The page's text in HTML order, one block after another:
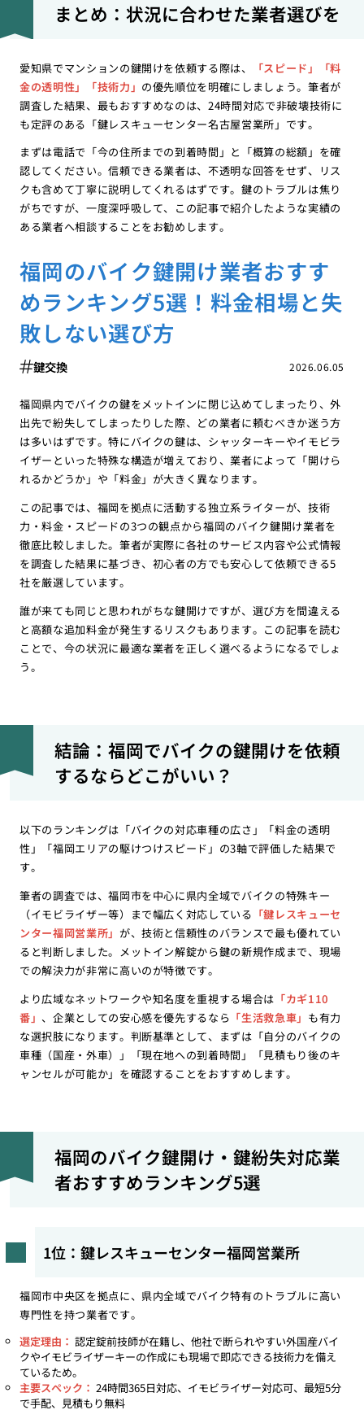
まとめ：状況に合わせた業者選びを
愛知県でマンションの鍵開けを依頼する際は、
「スピード」「料
金の透明性」「技術力」 の優先順位を明確にしましょう。筆者が
調査した結果、最もおすすめなのは、24時間対応で非破壊技術に
も定評のある「鍵レスキューセンター名古屋営業所」です。
まずは電話で「今の住所までの到着時間」と「概算の総額」を確
認してください。信頼できる業者は、不透明な回答をせず、リス
クも含めて丁寧に説明してくれるはずです。鍵のトラブルは焦り
がちですが、一度深呼吸して、この記事で紹介したような実績の
ある業者へ相談することをお勧めします。
福岡のバイク鍵開け業者おすす
めランキング5選！料金相場と失
敗しない選び方
2026.06.05
鍵交換
福岡県内でバイクの鍵をメットインに閉じ込めてしまったり、外
出先で紛失してしまったりした際、どの業者に頼むべきか迷う方
は多いはずです。特にバイクの鍵は、シャッターキーやイモビラ
イザーといった特殊な構造が増えており、業者によって「開けら
れるかどうか」や「料金」が大きく異なります。
この記事では、福岡を拠点に活動する独立系ライターが、技術
力・料金・スピードの3つの観点から福岡のバイク鍵開け業者を
徹底比較しました。筆者が実際に各社のサービス内容や公式情報
を調査した結果に基づき、初心者の方でも安心して依頼できる5
社を厳選しています。
誰が来ても同じと思われがちな鍵開けですが、選び方を間違える
と高額な追加料金が発生するリスクもあります。この記事を読む
ことで、今の状況に最適な業者を正しく選べるようになるでしょ
う。
結論：福岡でバイクの鍵開けを依頼
するならどこがいい？
以下のランキングは「バイクの対応車種の広さ」「料金の透明
性」「福岡エリアの駆けつけスピード」の3軸で評価した結果で
す。
筆者の調査では、福岡市を中心に県内全域でバイクの特殊キー
（イモビライザー等）まで幅広く対応している 「鍵レスキューセ
ンター福岡営業所」 が、技術と信頼性のバランスで最も優れてい
ると判断しました。メットイン解錠から鍵の新規作成まで、現場
での解決力が非常に高いのが特徴です。
より広域なネットワークや知名度を重視する場合は 「カギ110
番」 、企業としての安心感を優先するなら 「生活救急車」 も有力
な選択肢になります。判断基準として、まずは「自分のバイクの
車種（国産・外車）」「現在地への到着時間」「見積もり後のキ
ャンセルが可能か」を確認することをおすすめします。
福岡のバイク鍵開け・鍵紛失対応業
者おすすめランキング5選
1位：鍵レスキューセンター福岡営業所
福岡市中央区を拠点に、県内全域でバイク特有のトラブルに高い
専門性を持つ業者です。
選定理由： 認定錠前技師が在籍し、他社で断られやすい外国産バイ
クやイモビライザーキーの作成にも現場で即応できる技術力を備え
ているため。
主要スペック： 24時間365日対応、イモビライザー対応可、最短5分
で手配、見積もり無料